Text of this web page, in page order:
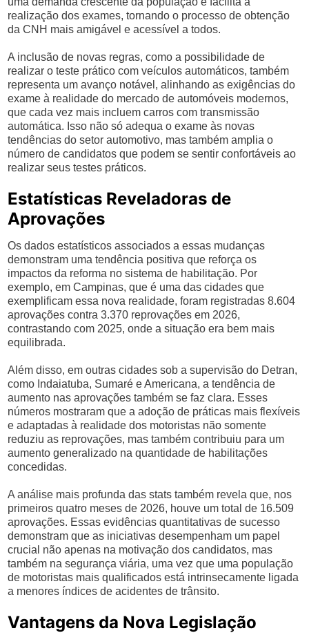
realização dos exames, tornando o processo de obtenção
da CNH mais amigável e acessível a todos.
A inclusão de novas regras, como a possibilidade de
realizar o teste prático com veículos automáticos, também
representa um avanço notável, alinhando as exigências do
exame à realidade do mercado de automóveis modernos,
que cada vez mais incluem carros com transmissão
automática. Isso não só adequa o exame às novas
tendências do setor automotivo, mas também amplia o
número de candidatos que podem se sentir confortáveis ao
realizar seus testes práticos.
Estatísticas Reveladoras de
Aprovações
Os dados estatísticos associados a essas mudanças
demonstram uma tendência positiva que reforça os
impactos da reforma no sistema de habilitação. Por
exemplo, em Campinas, que é uma das cidades que
exemplificam essa nova realidade, foram registradas 8.604
aprovações contra 3.370 reprovações em 2026,
contrastando com 2025, onde a situação era bem mais
equilibrada.
Além disso, em outras cidades sob a supervisão do Detran,
como Indaiatuba, Sumaré e Americana, a tendência de
aumento nas aprovações também se faz clara. Esses
números mostraram que a adoção de práticas mais flexíveis
e adaptadas à realidade dos motoristas não somente
reduziu as reprovações, mas também contribuiu para um
aumento generalizado na quantidade de habilitações
concedidas.
A análise mais profunda das stats também revela que, nos
primeiros quatro meses de 2026, houve um total de 16.509
aprovações. Essas evidências quantitativas de sucesso
demonstram que as iniciativas desempenham um papel
crucial não apenas na motivação dos candidatos, mas
também na segurança viária, uma vez que uma população
de motoristas mais qualificados está intrinsecamente ligada
a menores índices de acidentes de trânsito.
Vantagens da Nova Legislação